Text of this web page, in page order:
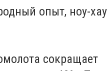
опыт, ноу-хау
сокращает